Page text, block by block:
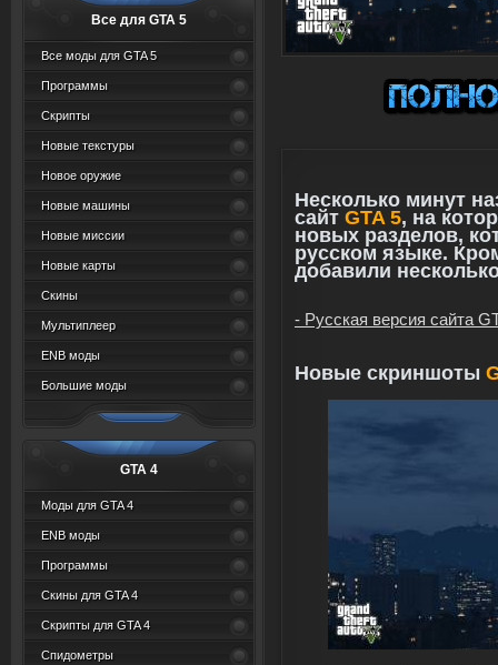
Все для GTA 5
Все моды для GTA 5
Программы
Скрипты
Новые текстуры
Новое оружие
Новые машины
Новые миссии
Новые карты
Скины
Мультиплеер
ENB моды
Большие моды
GTA 4
Моды для GTA 4
ENB моды
Программы
Скины для GTA 4
Скрипты для GTA 4
Спидометры
Несколько минут
сайт GTA 5, на
новых разделов,
русском языке.
добавили
- Русская версия сайта
Новые скриншоты